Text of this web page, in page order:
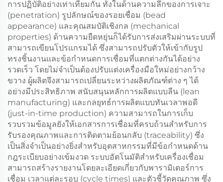
การปฏิบัติอย่างเท่าเทียมกัน ทั้งในด้านความลึกของการเจาะ
(penetration) รูปลักษณ์ของรอยเชื่อม (bead
appearance) และคุณสมบัติเชิงกล (mechanical
properties) ด้านความยืดหยุ่นก็ได้รับการส่งเสริมผ่านระบบที่
สามารถเขียนโปรแกรมได้ ซึ่งสามารถปรับตัวให้เข้ากับรูป
ทรงชิ้นงานและข้อกำหนดการเชื่อมที่แตกต่างกันได้อย่าง
รวดเร็ว โดยไม่จำเป็นต้องปรับแต่งเครื่องมือใหม่อย่างกว้าง
ขวาง ผู้ผลิตจึงสามารถเปลี่ยนระหว่างผลิตภัณฑ์ต่าง ๆ ได้
อย่างมีประสิทธิภาพ สนับสนุนหลักการผลิตแบบลีน (lean
manufacturing) และกลยุทธ์การผลิตแบบทันเวลาพอดี
(just-in-time production) ความสามารถในการเก็บ
รวบรวมข้อมูลยังให้เอกสารการเชื่อมที่ครบถ้วนสำหรับการ
รับรองคุณภาพและการติดตามย้อนกลับ (traceability) ซึ่ง
เป็นสิ่งจำเป็นอย่างยิ่งสำหรับอุตสาหกรรมที่มีข้อกำหนดด้าน
กฎระเบียบอย่างเข้มงวด ระบบอัตโนมัติสำหรับเครื่องเชื่อม
สามารถสร้างรายงานโดยละเอียดเกี่ยวกับพารามิเตอร์การ
เชื่อม เวลาแต่ละรอบ (cycle times) และตัวชี้วัดคุณภาพ ซึ่ง